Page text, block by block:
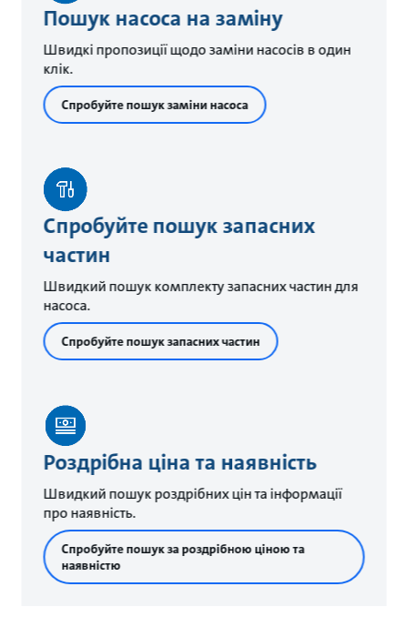
Пошук насоса на заміну
Швидкі пропозиції щодо заміни насосів в один
клік.
Спробуйте пошук заміни насоса
Спробуйте пошук запасних
частин
Швидкий пошук комплекту запасних частин для
насоса.
Спробуйте пошук запасних частин
Роздрібна ціна та наявність
Швидкий пошук роздрібних цін та інформації
про наявність.
Спробуйте пошук за роздрібною ціною та
наявністю